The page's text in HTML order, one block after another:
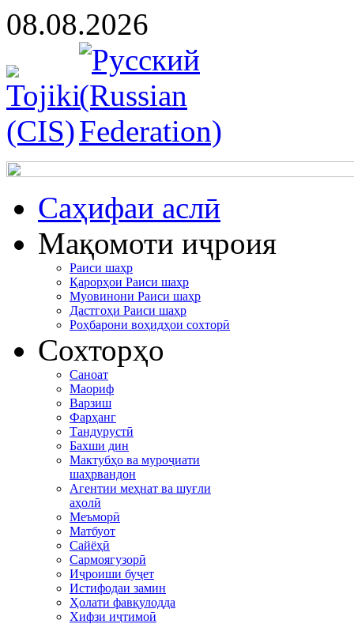
08.08.2026
Cаҳифаи аслӣ
Мақомоти иҷроия
Раиси шаҳр
Қарорҳои Раиси шаҳр
Муовинони Раиси шаҳр
Дастгоҳи Раиси шаҳр
Роҳбарони воҳидҳои сохторӣ
Сохторҳо
Саноат
Маориф
Варзиш
Фарҳанг
Тандурустӣ
Бахши дин
Мактубҳо ва муроҷиати
шаҳрвандон
Агентии меҳнат ва шуғли
аҳолӣ
Меъморӣ
Матбуот
Сайёҳӣ
Сармоягузорӣ
Иҷроиши буҷет
Истифодаи замин
Ҳолати фавқулодда
Хифзи иҷтимоӣ